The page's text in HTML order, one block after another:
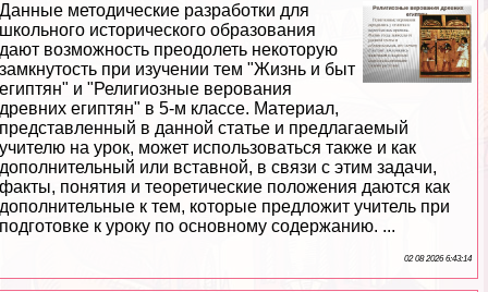
Данные методические разработки для
школьного исторического образования
дают возможность преодолеть некоторую
замкнутость при изучении тем "Жизнь и быт
египтян" и "Религиозные верования
древних египтян" в 5-м классе. Материал,
представленный в данной статье и предлагаемый
учителю на урок, может использоваться также и как
дополнительный или вставной, в связи с этим задачи,
факты, понятия и теоретические положения даются как
дополнительные к тем, которые предложит учитель при
подготовке к уроку по основному содержанию. ...
02 08 2026 6:43:14